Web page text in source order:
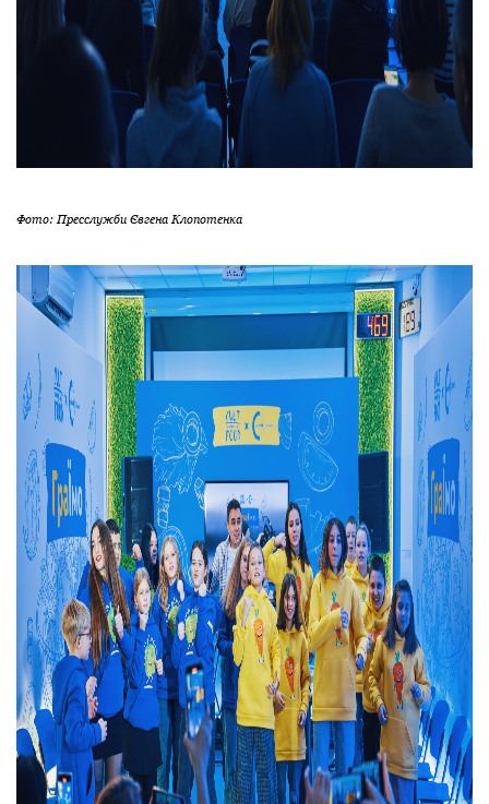
Фото: Пресслужби Євгена Клопотенка